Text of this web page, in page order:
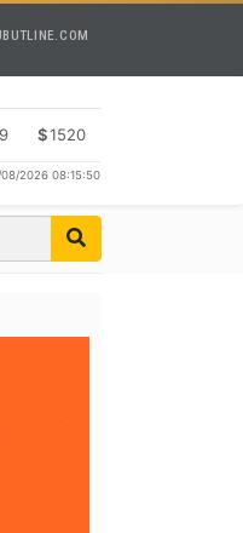
$1520
08/2026 08:15:50